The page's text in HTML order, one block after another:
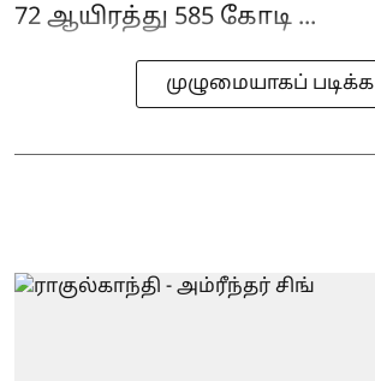
72 ஆயிரத்து 585 கோடி ...
முழுமையாகப் படிக்க